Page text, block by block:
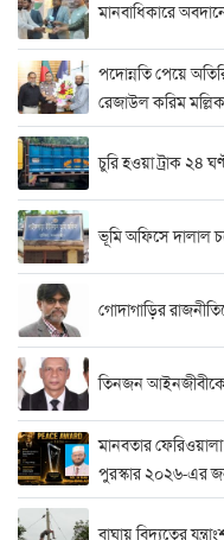
মানবাধিকারে
পদোন্নতি পেয়ে
রেজাউল করিম মল্লিক
চুরি হওয়া ট্রাক ২৪
ভূমি অফিসে দালাল
গোদাগাড়ির
তিনজন আইনজীবীকে
মানবতার
পুরস্কার ২০২৬-এর
বাঘায় বিদ্যুতের